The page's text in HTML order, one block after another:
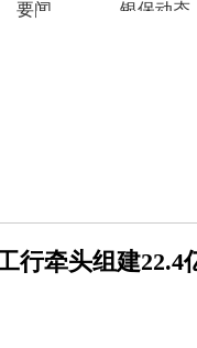
要闻 银保动态
行牵头组建22.4